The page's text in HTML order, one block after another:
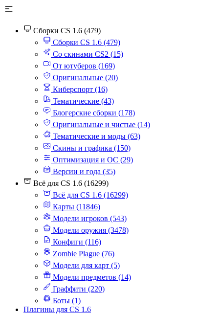
Сборки CS 1.6 (479)
Сборки CS 1.6 (479)
Со скинами CS2 (15)
От ютуберов (169)
Оригинальные (20)
Киберспорт (16)
Тематические (43)
Блогерские сборки (178)
Оригинальные и чистые (14)
Тематические и моды (63)
Скины и графика (150)
Оптимизация и ОС (29)
Версии и года (35)
Всё для CS 1.6 (16299)
Всё для CS 1.6 (16299)
Карты (11846)
Модели игроков (543)
Модели оружия (3478)
Конфиги (116)
Zombie Plague (76)
Модели для карт (5)
Модели предметов (14)
Граффити (220)
Боты (1)
Плагины для CS 1.6